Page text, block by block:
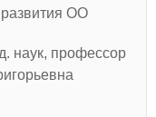
ОО
наук, профессор